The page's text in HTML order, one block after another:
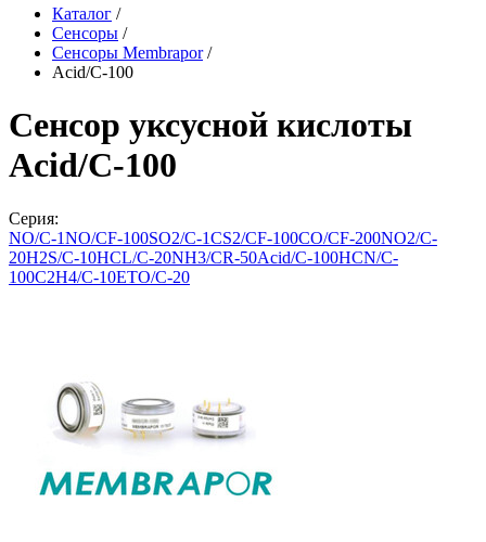
Каталог /
Сенсоры /
Сенсоры Membrapor/
Acid/C-100
Сенсор уксусной кислоты
Acid/C-100
Серия:
NO/C-1NO/CF-100SO2/C-1CS2/CF-100CO/CF-200NO2/C-
20H2S/C-10HCL/C-20NH3/CR-50Acid/C-100HCN/C-
100C2H4/C-10ETO/C-20